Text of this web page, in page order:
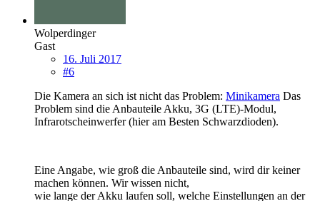
Wolperdinger
Gast
16. Juli 2017
#6
Die Kamera an sich ist nicht das Problem: Minikamera Das
Problem sind die Anbauteile Akku, 3G (LTE)-Modul,
Infrarotscheinwerfer (hier am Besten Schwarzdioden).
Eine Angabe, wie groß die Anbauteile sind, wird dir keiner
machen können. Wir wissen nicht,
wie lange der Akku laufen soll, welche Einstellungen an der